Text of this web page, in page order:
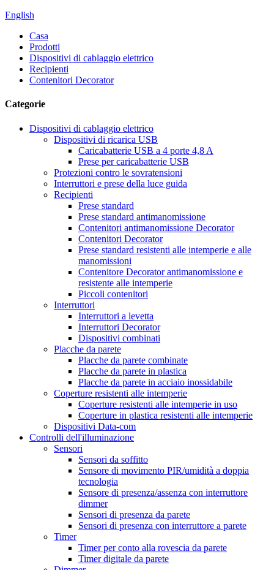
English
Casa
Prodotti
Dispositivi di cablaggio elettrico
Recipienti
Contenitori Decorator
Categorie
Dispositivi di cablaggio elettrico
Dispositivi di ricarica USB
Caricabatterie USB a 4 porte 4,8 A
Prese per caricabatterie USB
Protezioni contro le sovratensioni
Interruttori e prese della luce guida
Recipienti
Prese standard
Prese standard antimanomissione
Contenitori antimanomissione Decorator
Contenitori Decorator
Prese standard resistenti alle intemperie e alle
manomissioni
Contenitore Decorator antimanomissione e
resistente alle intemperie
Piccoli contenitori
Interruttori
Interruttori a levetta
Interruttori Decorator
Dispositivi combinati
Placche da parete
Placche da parete combinate
Placche da parete in plastica
Placche da parete in acciaio inossidabile
Coperture resistenti alle intemperie
Coperture resistenti alle intemperie in uso
Coperture in plastica resistenti alle intemperie
Dispositivi Data-com
Controlli dell'illuminazione
Sensori
Sensori da soffitto
Sensore di movimento PIR/umidità a doppia
tecnologia
Sensore di presenza/assenza con interruttore
dimmer
Sensori di presenza da parete
Sensori di presenza con interruttore a parete
Timer
Timer per conto alla rovescia da parete
Timer digitale da parete